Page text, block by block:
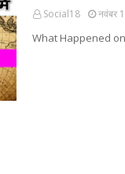
Social18 नवंबर
What Happened